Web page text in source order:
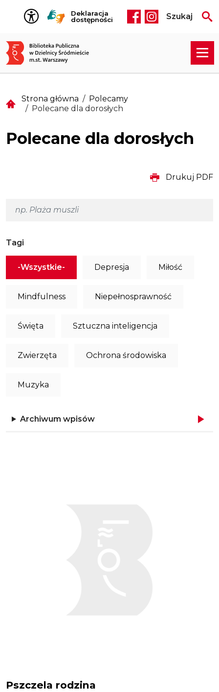
Przejdź do treści
Deklaracja
dostępności
Social media
Szukaj
Strona główna
Polecamy
Polecane dla dorosłych
Polecane dla dorosłych
Drukuj PDF
Tagi
-Wszystkie- Depresja Miłość
Mindfulness Niepełnosprawność
Święta Sztuczna inteligencja
Zwierzęta Ochrona środowiska
Muzyka
Archiwum wpisów
Pszczela rodzina